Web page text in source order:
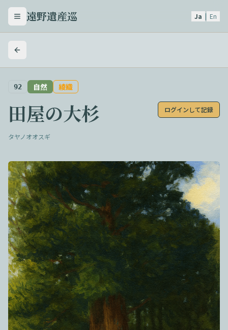
メニューを開く
遠野遺産巡 Ja | En
92 自然 綾織
田屋の大杉 ログインして記録
タヤノオオスギ